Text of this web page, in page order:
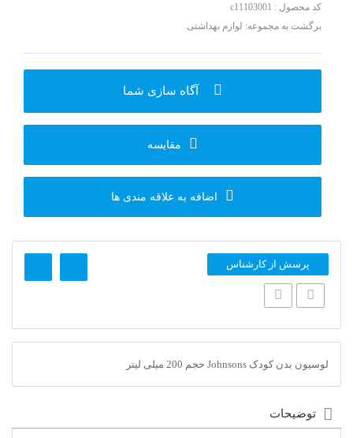
کد محصول : c11103001
برگشت به مجموعه: لوازم بهداشتی
آگاه سازی شما
مقایسه
اضافه به علاقه مندی ها
پرسش از کارشناس
لوسیون بدن کودک Johnsons حجم 200 میلی لیتر
توضیحات